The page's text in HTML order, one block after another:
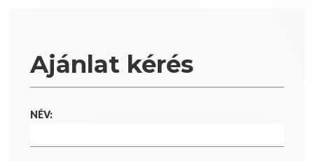
Ajánlat kérés
NÉV: